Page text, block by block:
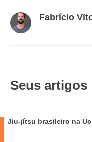
Fabrício
Seus artigos
Jiu-jítsu brasileiro na